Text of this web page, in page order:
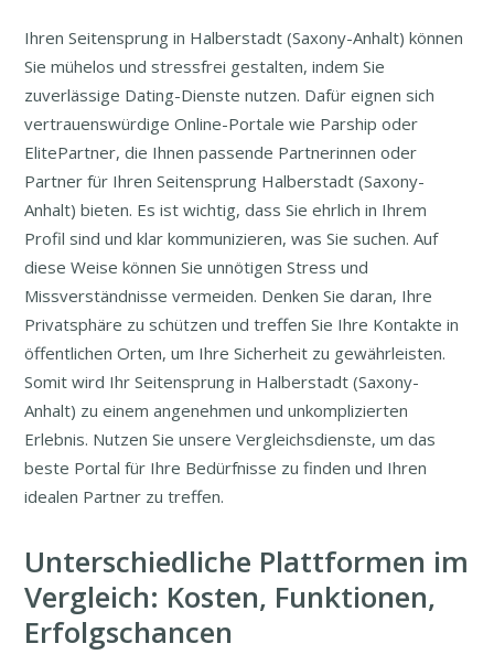
Ihren Seitensprung in Halberstadt (Saxony-Anhalt) können
Sie mühelos und stressfrei gestalten, indem Sie
zuverlässige Dating-Dienste nutzen. Dafür eignen sich
vertrauenswürdige Online-Portale wie Parship oder
ElitePartner, die Ihnen passende Partnerinnen oder
Partner für Ihren Seitensprung Halberstadt (Saxony-
Anhalt) bieten. Es ist wichtig, dass Sie ehrlich in Ihrem
Profil sind und klar kommunizieren, was Sie suchen. Auf
diese Weise können Sie unnötigen Stress und
Missverständnisse vermeiden. Denken Sie daran, Ihre
Privatsphäre zu schützen und treffen Sie Ihre Kontakte in
öffentlichen Orten, um Ihre Sicherheit zu gewährleisten.
Somit wird Ihr Seitensprung in Halberstadt (Saxony-
Anhalt) zu einem angenehmen und unkomplizierten
Erlebnis. Nutzen Sie unsere Vergleichsdienste, um das
beste Portal für Ihre Bedürfnisse zu finden und Ihren
idealen Partner zu treffen.
Unterschiedliche Plattformen im
Vergleich: Kosten, Funktionen,
Erfolgschancen